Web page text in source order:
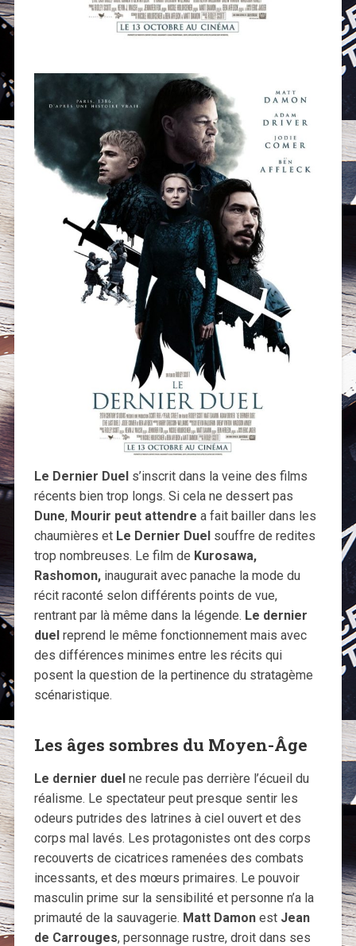
Le Dernier Duels’inscrit dans la veine des films
récents bien trop longs. Si cela ne dessert pas
Dune, Mourir peut attendre a fait bailler dans les
chaumières et Le Dernier Duelsouffre de redites
trop nombreuses. Le film de Kurosawa,
Rashomon, inaugurait avec panache la mode du
récit raconté selon différents points de vue,
rentrant par là même dans la légende. Le dernier
duel reprend le même fonctionnement mais avec
des différences minimes entre les récits qui
posent la question de la pertinence du stratagème
scénaristique.
Les âges sombres du Moyen-Âge
Le dernier duelne recule pas derrière l’écueil du
réalisme. Le spectateur peut presque sentir les
odeurs putrides des latrines à ciel ouvert et des
corps mal lavés. Les protagonistes ont des corps
recouverts de cicatrices ramenées des combats
incessants, et des mœurs primaires. Le pouvoir
masculin prime sur la sensibilité et personne n’a la
primauté de la sauvagerie. Matt Damonest Jean
de Carrouges, personnage rustre, droit dans ses